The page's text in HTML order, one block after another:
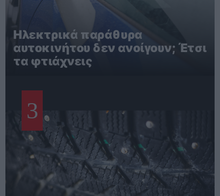
Ηλεκτρικά παράθυρα
αυτοκινήτου δεν ανοίγουν; Έτσι
τα φτιάχνεις
3